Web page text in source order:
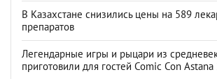
В Казахстане снизились цены на 589
препаратов
Легендарные игры и рыцари из
приготовили для гостей Comic Con